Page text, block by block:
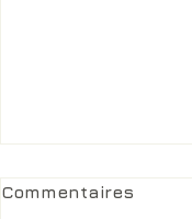
Commentaires